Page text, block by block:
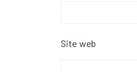
Site web